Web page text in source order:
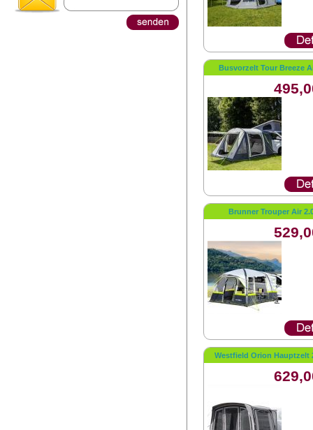
Busvorzelt Tour Breeze
Brunner Trouper Air
Westfield Orion Hauptzelt